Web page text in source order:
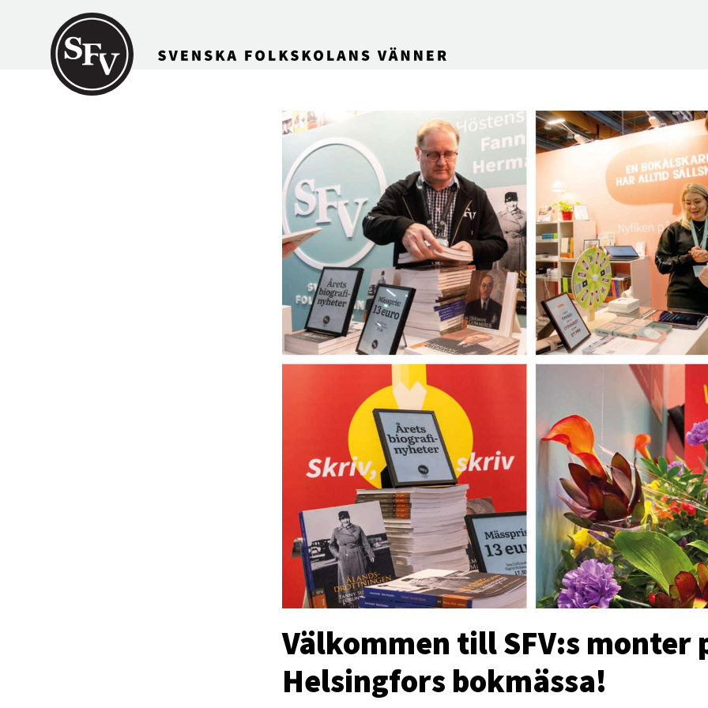
Gå till innehållet
Välkommen till SFV:s monter
Helsingfors bokmässa!